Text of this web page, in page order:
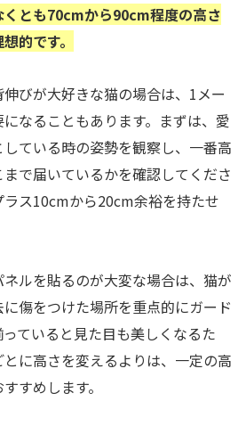
くとも70cmから90cm程度の高さ
的です。
びが大好きな猫の場合は、1メー
なることもあります。まずは、愛
ている時の姿勢を観察し、一番高
で届いているかを確認してくださ
ス10cmから20cm余裕を持たせ
ルを貼るのが大変な場合は、猫が
傷をつけた場所を重点的にガード
ていると見た目も美しくなるた
に高さを変えるよりは、一定の高
すめします。